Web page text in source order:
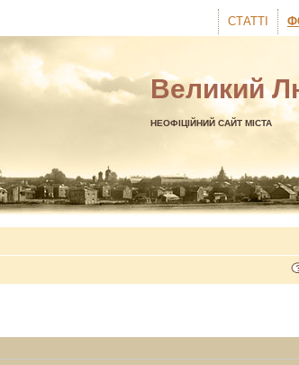
СТАТТІ
Великий
НЕОФІЦІЙНИЙ САЙТ МІСТА